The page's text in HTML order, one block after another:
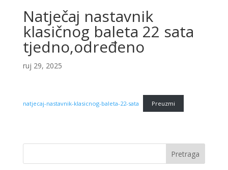
Natječaj nastavnik
klasičnog baleta 22 sata
tjedno,određeno
ruj 29, 2025
natjecaj-nastavnik-klasicnog-baleta-22-sata Preuzmi
Pretraga